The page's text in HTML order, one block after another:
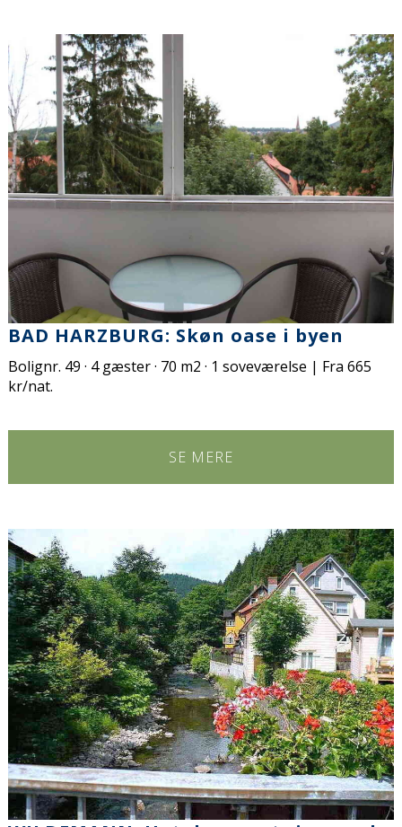
BAD HARZBURG: Skøn oase i byen
Bolignr. 49 · 4 gæster · 70 m2 · 1 soveværelse | Fra 665
kr/nat.
SE MERE